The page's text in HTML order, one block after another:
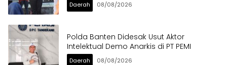
Daerah 08/08/2026
Polda Banten Didesak Usut Aktor
Intelektual Demo Anarkis di PT PEMI
Daerah 08/08/2026